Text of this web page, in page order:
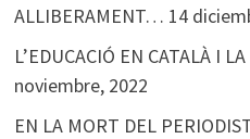
ALLIBERAMENT… 14
L’EDUCACIÓ EN CATALÀ I
noviembre, 2022
EN LA MORT DEL